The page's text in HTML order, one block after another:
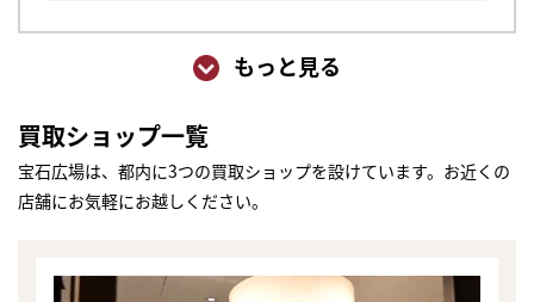
もっと見る
買取ショップ一覧
宝石広場は、都内に3つの買取ショップを設けています。お近くの
店舗にお気軽にお越しください。